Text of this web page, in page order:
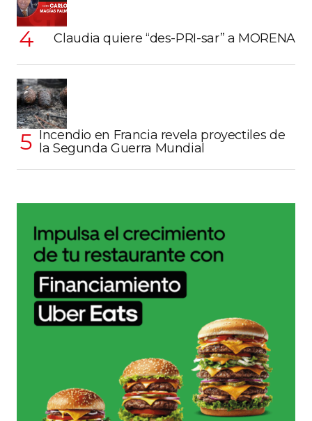
Claudia quiere “des-PRI-sar” a MORENA
Incendio en Francia revela proyectiles de
la Segunda Guerra Mundial